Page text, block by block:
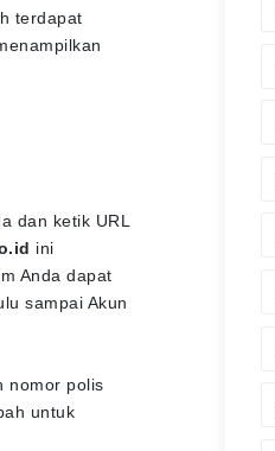
terdapat
dan ketik URL
ini
Anda dapat
sampai Akun
nomor polis
untuk